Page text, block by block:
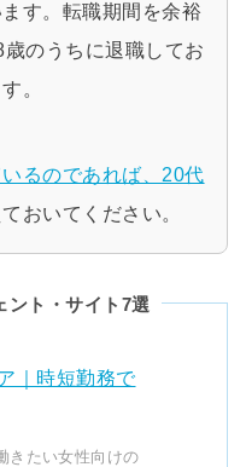
す。転職期間を余裕
のうちに退職してお
。
るのであれば、20代
おいてください。
ント・サイト7選
｜時短勤務で
きたい女性向けの